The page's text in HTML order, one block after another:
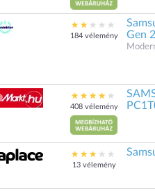
184 vélemény
Gen
408 vélemény
13 vélemény